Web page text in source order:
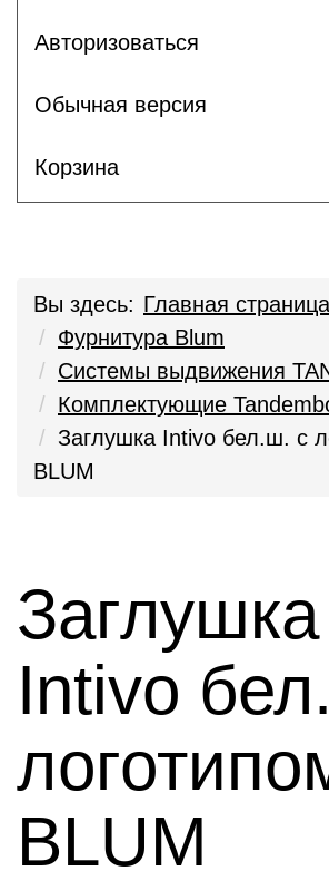
Авторизоваться
Обычная версия
Корзина
Вы здесь: Главная страница
Фурнитура Blum
Системы выдвижения
Комплектующие
Заглушка Intivo бел.ш. с
BLUM
Заглушка
Intivo
BLUM